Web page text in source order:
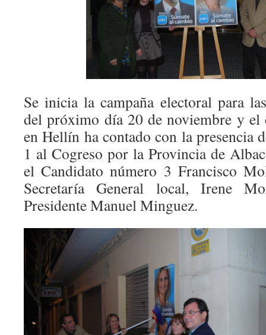
Se inicia la campaña electoral para
del próximo día 20 de noviembre y el
en Hellín ha contado con la presencia
1 al Cogreso por la Provincia de
el Candidato número 3 Francisco
Secretaría General local, Irene
Presidente Manuel Minguez.